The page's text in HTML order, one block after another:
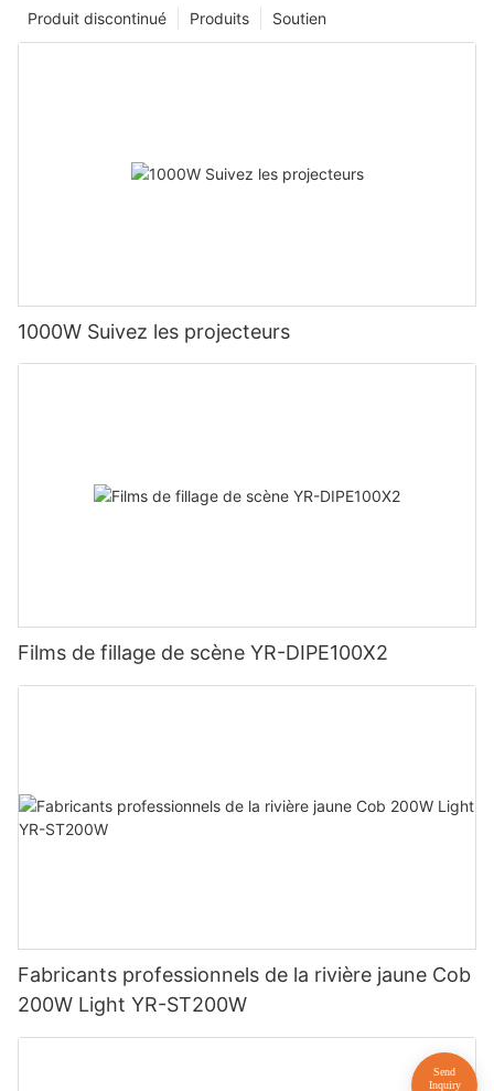
Soutien
Produits
Produit discontinué
1000W Suivez les projecteurs
Films de fillage de scène YR-DIPE100X2
Fabricants professionnels de la rivière jaune Cob
200W Light YR-ST200W